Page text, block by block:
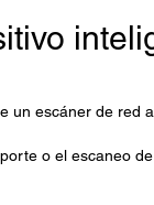
un escáner de red
o el escaneo